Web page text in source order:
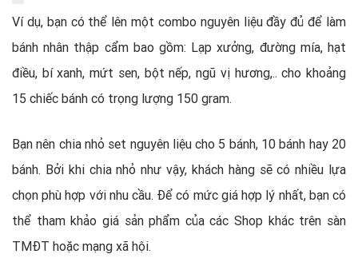
Ví dụ, bạn có thể lên một combo nguyên liệu đầy đủ để làm
bánh nhân thập cẩm bao gồm: Lạp xưởng, đường mía, hạt
điều, bí xanh, mứt sen, bột nếp, ngũ vị hương,.. cho khoảng
15 chiếc bánh có trọng lượng 150 gram.
Bạn nên chia nhỏ set nguyên liệu cho 5 bánh, 10 bánh hay 20
bánh. Bởi khi chia nhỏ như vậy, khách hàng sẽ có nhiều lựa
chọn phù hợp với nhu cầu. Để có mức giá hợp lý nhất, bạn có
thể tham khảo giá sản phẩm của các Shop khác trên sàn
TMĐT hoặc mạng xã hội.